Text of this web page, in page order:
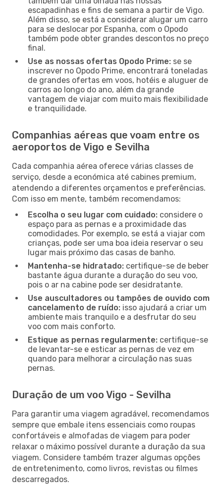
escapadinhas e fins de semana a partir de Vigo.
Além disso, se está a considerar alugar um carro
para se deslocar por Espanha, com o Opodo
também pode obter grandes descontos no preço
final.
Use as nossas ofertas Opodo Prime: se se
inscrever no Opodo Prime, encontrará toneladas
de grandes ofertas em voos, hotéis e aluguer de
carros ao longo do ano, além da grande
vantagem de viajar com muito mais flexibilidade
e tranquilidade.
Companhias aéreas que voam entre os
aeroportos de Vigo e Sevilha
Cada companhia aérea oferece várias classes de
serviço, desde a económica até cabines premium,
atendendo a diferentes orçamentos e preferências.
Com isso em mente, também recomendamos:
Escolha o seu lugar com cuidado: considere o
espaço para as pernas e a proximidade das
comodidades. Por exemplo, se está a viajar com
crianças, pode ser uma boa ideia reservar o seu
lugar mais próximo das casas de banho.
Mantenha-se hidratado: certifique-se de beber
bastante água durante a duração do seu voo,
pois o ar na cabine pode ser desidratante.
Use auscultadores ou tampões de ouvido com
cancelamento de ruído: isso ajudará a criar um
ambiente mais tranquilo e a desfrutar do seu
voo com mais conforto.
Estique as pernas regularmente: certifique-se
de levantar-se e esticar as pernas de vez em
quando para melhorar a circulação nas suas
pernas.
Duração de um voo Vigo - Sevilha
Para garantir uma viagem agradável, recomendamos
sempre que embale itens essenciais como roupas
confortáveis e almofadas de viagem para poder
relaxar o máximo possível durante a duração da sua
viagem. Considere também trazer algumas opções
de entretenimento, como livros, revistas ou filmes
descarregados.